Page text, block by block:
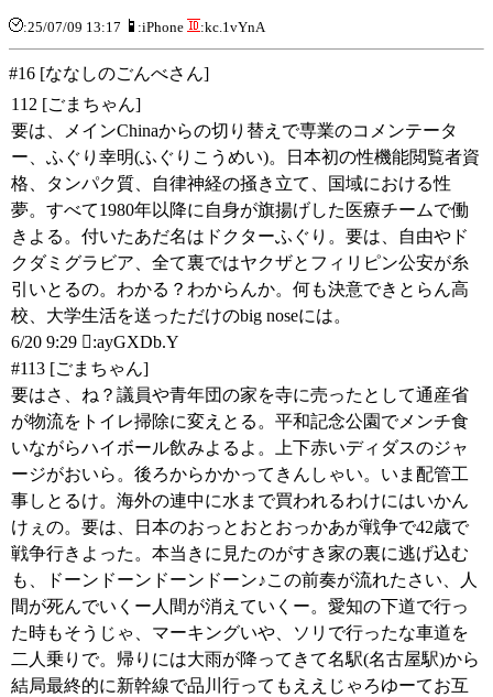
:25/07/09 13:17 :iPhone :kc.1vYnA
#16 [ななしのごんべさん]
112 [ごまちゃん]
要は、メインChinaからの切り替えで専業のコメンテータ
ー、ふぐり幸明(ふぐりこうめい)。日本初の性機能閲覧者資
格、タンパク質、自律神経の掻き立て、国域における性
夢。すべて1980年以降に自身が旗揚げした医療チームで働
きよる。付いたあだ名はドクターふぐり。要は、自由やド
クダミグラビア、全て裏ではヤクザとフィリピン公安が糸
引いとるの。わかる？わからんか。何も決意できとらん高
校、大学生活を送っただけのbig noseには。
6/20 9:29 :ayGXDb.Y
#113 [ごまちゃん]
要はさ、ね？議員や青年団の家を寺に売ったとして通産省
が物流をトイレ掃除に変えとる。平和記念公園でメンチ食
いながらハイボール飲みよるよ。上下赤いディダスのジャ
ージがおいら。後ろからかかってきんしゃい。いま配管工
事しとるけ。海外の連中に水まで買われるわけにはいかん
けぇの。要は、日本のおっとおとおっかあが戦争で42歳で
戦争行きよった。本当きに見たのがすき家の裏に逃げ込む
も、ドーンドーンドーンドーン♪この前奏が流れたさい、人
間が死んでいくー人間が消えていくー。愛知の下道で行っ
た時もそうじゃ、マーキングいや、ソリで行ったな車道を
二人乗りで。帰りには大雨が降ってきて名駅(名古屋駅)から
結局最終的に新幹線で品川行ってもええじゃろゆーてお互